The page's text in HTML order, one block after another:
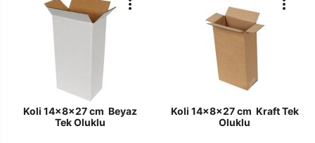
Koli 14x8x27 cm Beyaz
Tek Oluklu
Koli 14x8x27 cm Kraft Tek
Oluklu